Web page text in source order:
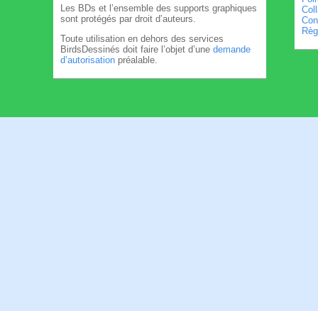
Les BDs et l’ensemble des supports graphiques
sont protégés par droit d’auteurs.
Toute utilisation en dehors des services
BirdsDessinés doit faire l’objet d’une demande
d’autorisation préalable.